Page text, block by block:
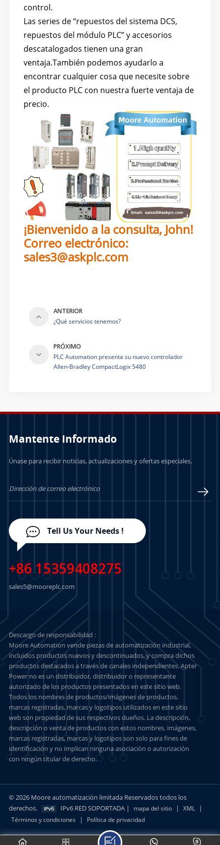
Hogar / Blog S7-200 smart controlador más inteligente y económico
control.
Las series de “repuestos del sistema DCS,
repuestos del módulo PLC” y accesorios
descatalogados tienen una gran
ventaja.También podemos ayudarlo a
encontrar cualquier cosa que necesite sobre
el producto PLC con nuestra fuerte ventaja de
precio.
¡Bienvenido a la consulta, John!
Correo electrónico:
sales3@askplc.com
ANTERIOR
¿Qué servicios tenemos?
PRÓXIMO
PLC Automation presenta su nuevo controlador
Allen-Bradley CompactLogix 5480
Mantente Informado
Únase para recibir noticias, actualizaciones y ofertas especiales.
Tell Us Your Needs !
+86 15359408275
sales5@mooreplc.com
Descargo de responsabilidad :
Moore Automation vende piezas de automatización industrial,
incluidos productos nuevos y descontinuados, y compra dichos
productos destacados a través de canales independientes. Apter
Power no es un distribuidor, distribuidor o representante
autorizado de los productos presentados en este sitio web.
Todos los nombres de productos/imágenes de productos,
marcas registradas, marcas y logotipos utilizados en este sitio
web son propiedad de sus respectivos dueños. La descripción,
descripción o venta de productos con estos nombres, imágenes,
marcas registradas, marcas y logotipos son solo para fines de
identificación y no implican ninguna asociación o autorización
con ningún titular de derecho.
© 2026 Moore automatización limitada Reservados todos los
derechos.
IPv6 RED SOPORTADA | mapa del sitio | XML |
Términos y condiciones | Política de privacidad